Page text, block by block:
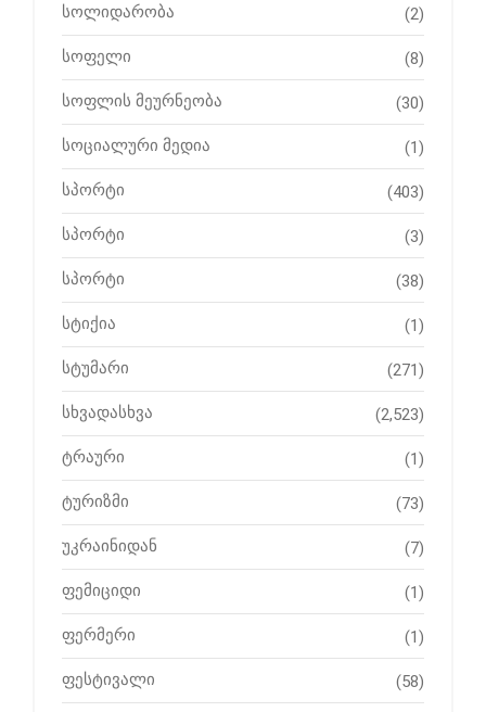
სოლიდარობა (2)
სოფელი (8)
სოფლის მეურნეობა (30)
სოციალური მედია (1)
სპორტი (403)
სპორტი (3)
სპორტი (38)
სტიქია (1)
სტუმარი (271)
სხვადასხვა (2,523)
ტრაური (1)
ტურიზმი (73)
უკრაინიდან (7)
ფემიციდი (1)
ფერმერი (1)
ფესტივალი (58)